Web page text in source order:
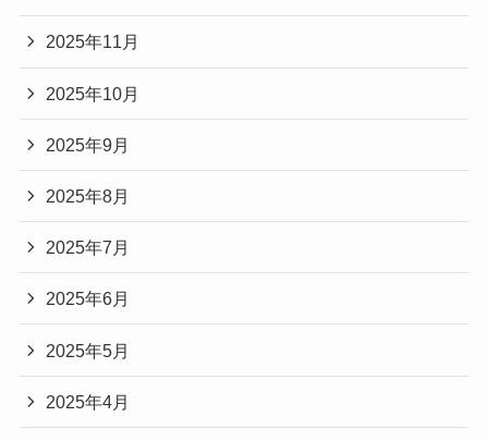
2025年11月
2025年10月
2025年9月
2025年8月
2025年7月
2025年6月
2025年5月
2025年4月